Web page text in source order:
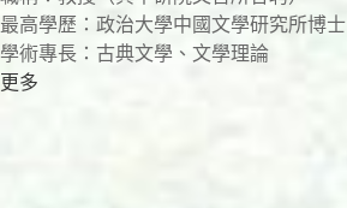
最高學歷：政治大學中國文學研究所博士
學術專長：古典文學、文學理論
更多